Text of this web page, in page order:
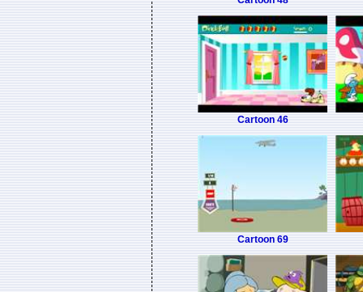
Cartoon 46
Cartoon 69